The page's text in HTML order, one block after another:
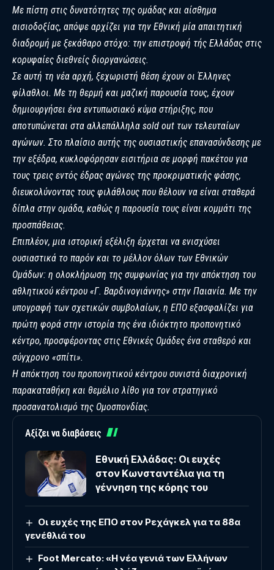
Με πίστη στις δυνατότητες της ομάδας και αίσθημα
αισιοδοξίας, απόψε αρχίζει για την Εθνική μία απαιτητική
διαδρομή με ξεκάθαρο στόχο: την επιστροφή τής Ελλάδας στις
κορυφαίες διεθνείς διοργανώσεις.
Σε αυτή τη νέα αρχή, ξεχωριστή θέση έχουν οι Έλληνες
φίλαθλοι. Με τη θερμή και μαζική παρουσία τους, έχουν
δημιουργήσει ένα εντυπωσιακό κύμα στήριξης, που
αποτυπώνεται στα αλλεπάλληλα sold out των τελευταίων
αγώνων. Στο πλαίσιο αυτής της ουσιαστικής επανασύνδεσης με
την εξέδρα, κυκλοφόρησαν εισιτήρια σε μορφή πακέτου για
τους τρεις εντός έδρας αγώνες της προκριματικής φάσης,
διευκολύνοντας τους φιλάθλους που θέλουν να είναι σταθερά
δίπλα στην ομάδα, καθώς η παρουσία τους είναι κομμάτι της
προσπάθειας.
Επιπλέον, μια ιστορική εξέλιξη έρχεται να ενισχύσει
ουσιαστικά το παρόν και το μέλλον όλων των Εθνικών
Ομάδων: η ολοκλήρωση της συμφωνίας για την απόκτηση του
αθλητικού κέντρου «Γ. Βαρδινογιάννης» στην Παιανία. Με την
υπογραφή των σχετικών συμβολαίων, η ΕΠΟ εξασφαλίζει για
πρώτη φορά στην ιστορία της ένα ιδιόκτητο προπονητικό
κέντρο, προσφέροντας στις Εθνικές Ομάδες ένα σταθερό και
σύγχρονο «σπίτι».
Η απόκτηση του προπονητικού κέντρου συνιστά διαχρονική
παρακαταθήκη και θεμέλιο λίθο για τον στρατηγικό
προσανατολισμό της Ομοσπονδίας.
Αξίζει να διαβάσεις
Εθνική Ελλάδας: Οι ευχές
στον Κωνσταντέλια για τη
γέννηση της κόρης του
Οι ευχές της ΕΠΟ στον Ρεχάγκελ για τα 88α
γενέθλιά του
Foot Mercato: «Η νέα γενιά των Ελλήνων